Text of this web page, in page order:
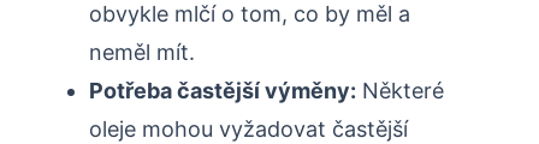
obvykle mlčí o tom, co by měl a
neměl mít.
Potřeba častější výměny: Některé
oleje mohou vyžadovat častější